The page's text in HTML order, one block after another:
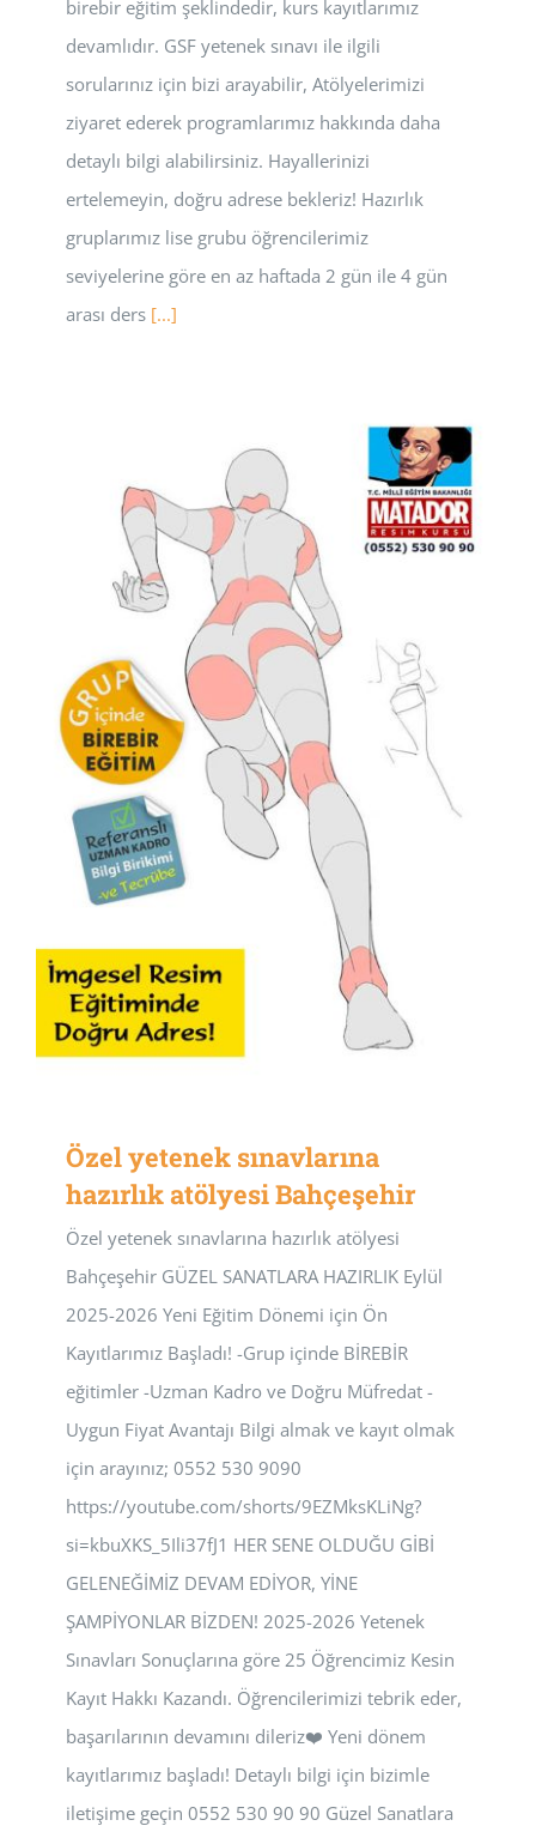
birebir eğitim şeklindedir, kurs kayıtlarımız
devamlıdır. GSF yetenek sınavı ile ilgili
sorularınız için bizi arayabilir, Atölyelerimizi
ziyaret ederek programlarımız hakkında daha
detaylı bilgi alabilirsiniz. Hayallerinizi
ertelemeyin, doğru adrese bekleriz! Hazırlık
gruplarımız lise grubu öğrencilerimiz
seviyelerine göre en az haftada 2 gün ile 4 gün
arası ders [...]
Özel yetenek sınavlarına
hazırlık atölyesi Bahçeşehir
Özel yetenek sınavlarına hazırlık atölyesi
Bahçeşehir GÜZEL SANATLARA HAZIRLIK Eylül
2025-2026 Yeni Eğitim Dönemi için Ön
Kayıtlarımız Başladı! -Grup içinde BİREBİR
eğitimler -Uzman Kadro ve Doğru Müfredat -
Uygun Fiyat Avantajı Bilgi almak ve kayıt olmak
için arayınız; 0552 530 9090
https://youtube.com/shorts/9EZMksKLiNg?
si=kbuXKS_5Ili37fJ1 HER SENE OLDUĞU GİBİ
GELENEĞİMİZ DEVAM EDİYOR, YİNE
ŞAMPİYONLAR BİZDEN! 2025-2026 Yetenek
Sınavları Sonuçlarına göre 25 Öğrencimiz Kesin
Kayıt Hakkı Kazandı. Öğrencilerimizi tebrik eder,
başarılarının devamını dileriz❤️ Yeni dönem
kayıtlarımız başladı! Detaylı bilgi için bizimle
iletişime geçin 0552 530 90 90 Güzel Sanatlara